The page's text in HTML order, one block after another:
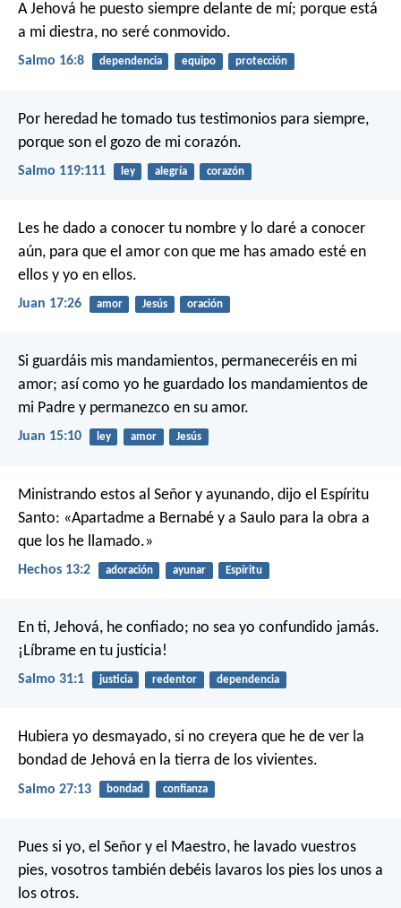
A Jehová he puesto siempre delante de mí; porque está
a mi diestra, no seré conmovido.
Salmo 16:8 dependencia equipo protección
Por heredad he tomado tus testimonios para siempre,
porque son el gozo de mi corazón.
Salmo 119:111 ley alegría corazón
Les he dado a conocer tu nombre y lo daré a conocer
aún, para que el amor con que me has amado esté en
ellos y yo en ellos.
Juan 17:26 amor Jesús oración
Si guardáis mis mandamientos, permaneceréis en mi
amor; así como yo he guardado los mandamientos de
mi Padre y permanezco en su amor.
Juan 15:10 ley amor Jesús
Ministrando estos al Señor y ayunando, dijo el Espíritu
Santo: «Apartadme a Bernabé y a Saulo para la obra a
que los he llamado.»
Hechos 13:2 adoración ayunar Espíritu
En ti, Jehová, he confiado; no sea yo confundido jamás.
¡Líbrame en tu justicia!
Salmo 31:1 justicia redentor dependencia
Hubiera yo desmayado, si no creyera que he de ver la
bondad de Jehová en la tierra de los vivientes.
Salmo 27:13 bondad confianza
Pues si yo, el Señor y el Maestro, he lavado vuestros
pies, vosotros también debéis lavaros los pies los unos a
los otros.